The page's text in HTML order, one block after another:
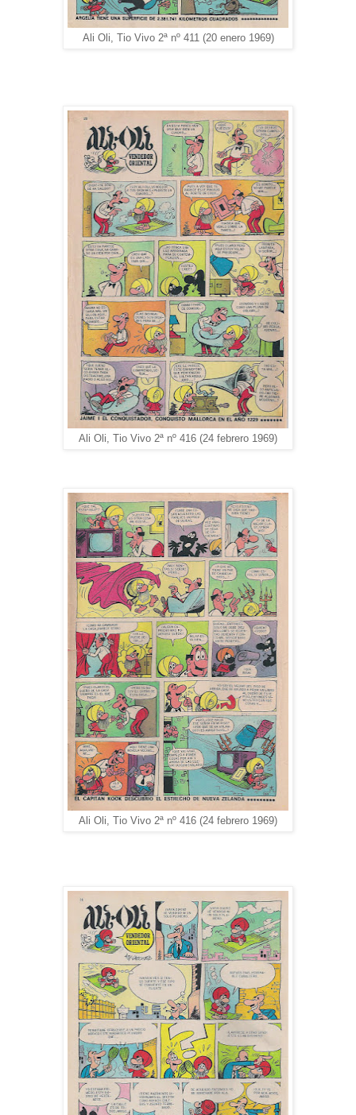
Ali Oli, Tio Vivo 2ª nº 411 (20 enero 1969)
Ali Oli, Tio Vivo 2ª nº 416 (24 febrero 1969)
Ali Oli, Tio Vivo 2ª nº 416 (24 febrero 1969)